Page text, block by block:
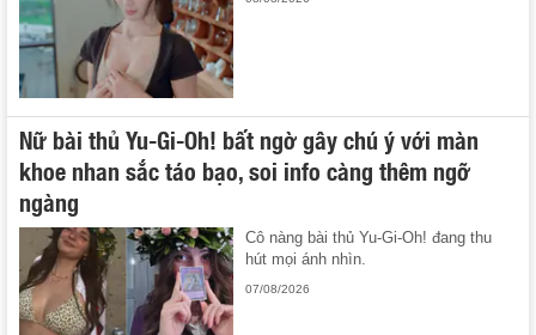
Nữ bài thủ Yu-Gi-Oh! bất ngờ gây chú ý với màn
khoe nhan sắc táo bạo, soi info càng thêm ngỡ
ngàng
Cô nàng bài thủ Yu-Gi-Oh! đang thu
hút mọi ánh nhìn.
07/08/2026